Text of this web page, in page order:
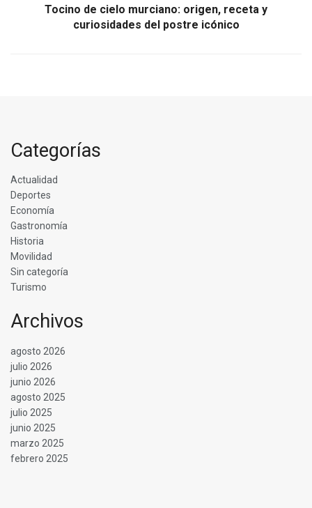
Tocino de cielo murciano: origen, receta y
curiosidades del postre icónico
Categorías
Actualidad
Deportes
Economía
Gastronomía
Historia
Movilidad
Sin categoría
Turismo
Archivos
agosto 2026
julio 2026
junio 2026
agosto 2025
julio 2025
junio 2025
marzo 2025
febrero 2025